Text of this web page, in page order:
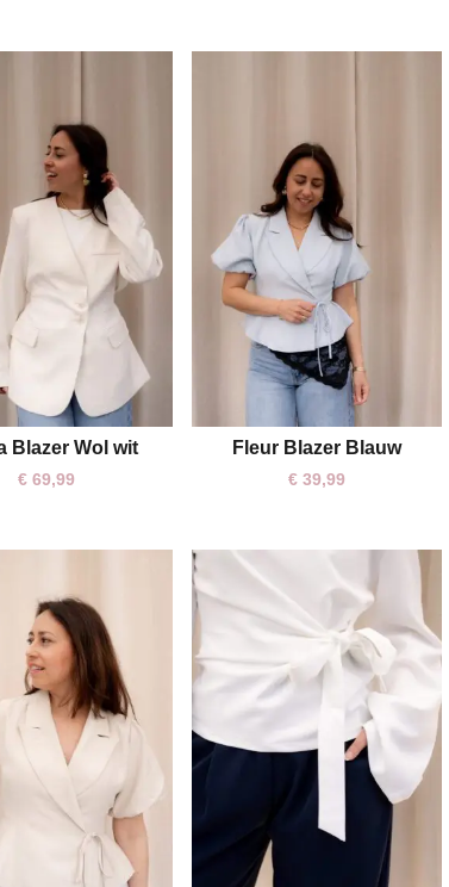
S/M M/L
Blazer Wol wit
€ 69,99
S L
Fleur Blazer Blauw
€39,99